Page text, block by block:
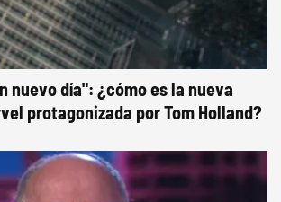
nuevo día": ¿cómo es la nueva
protagonizada por Tom Holland?